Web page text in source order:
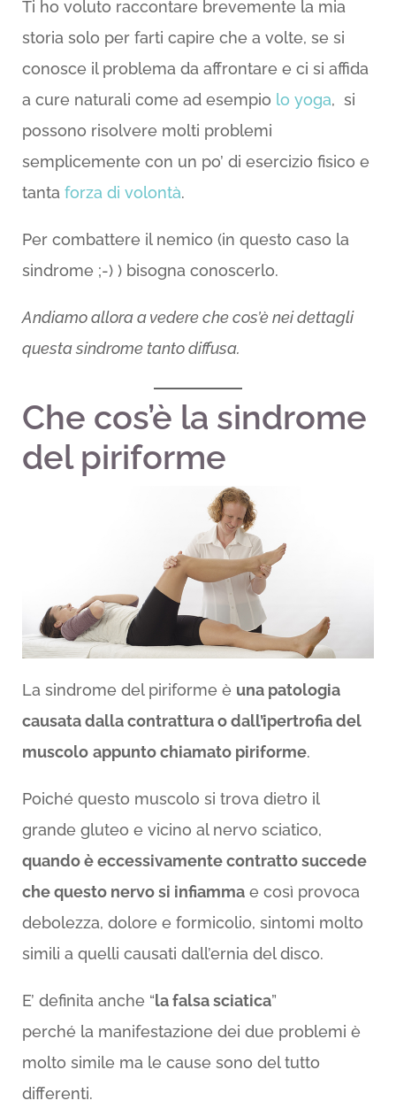
Ti ho voluto raccontare brevemente la mia
storia solo per farti capire che a volte, se si
conosce il problema da affrontare e ci si affida
a cure naturali come ad esempio lo yoga, si
possono risolvere molti problemi
semplicemente con un po’ di esercizio fisico e
tanta forza di volontà.
Per combattere il nemico (in questo caso la
sindrome ;-) ) bisogna conoscerlo.
Andiamo allora a vedere che cos’è nei dettagli
questa sindrome tanto diffusa.
Che cos’è la sindrome
del piriforme
La sindrome del piriforme è una patologia
causata dalla contrattura o dall’ipertrofia del
muscolo appunto chiamato piriforme.
Poiché questo muscolo si trova dietro il
grande gluteo e vicino al nervo sciatico,
quando è eccessivamente contratto succede
che questo nervo si infiammae così provoca
debolezza, dolore e formicolio, sintomi molto
simili a quelli causati dall’ernia del disco.
E’ definita anche “la falsa sciatica”
perché la manifestazione dei due problemi è
molto simile ma le cause sono del tutto
differenti.